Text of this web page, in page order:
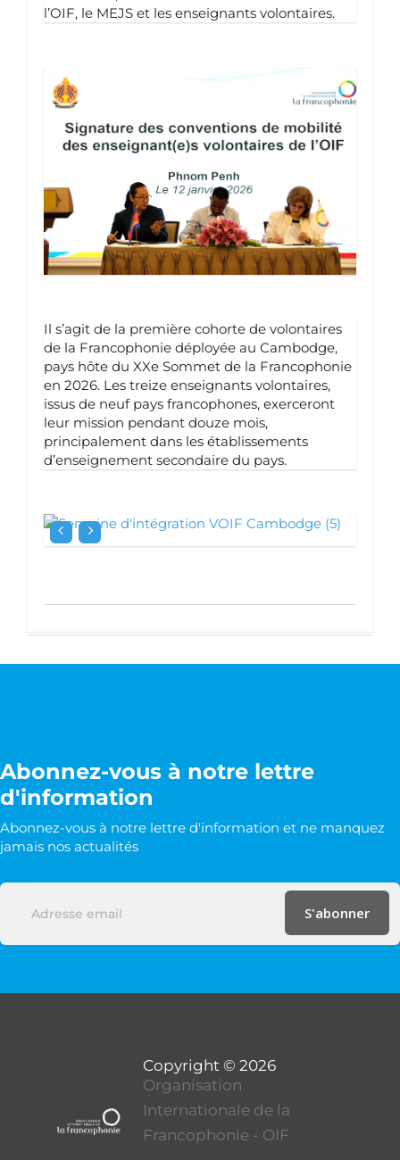
l’OIF, le MEJS et les enseignants volontaires.
Il s’agit de la première cohorte de volontaires
de la Francophonie déployée au Cambodge,
pays hôte du XXe Sommet de la Francophonie
en 2026. Les treize enseignants volontaires,
issus de neuf pays francophones, exerceront
leur mission pendant douze mois,
principalement dans les établissements
d’enseignement secondaire du pays.
Abonnez-vous à notre lettre
d'information
Abonnez-vous à notre lettre d'information et ne manquez
jamais nos actualités
Organisation
Internationale de la
Francophonie - OIF